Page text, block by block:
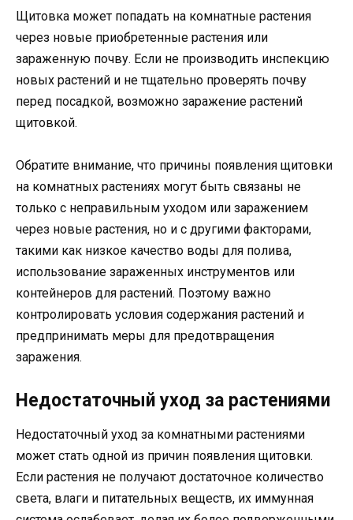
Щитовка может попадать на комнатные растения
через новые приобретенные растения или
зараженную почву. Если не производить инспекцию
новых растений и не тщательно проверять почву
перед посадкой, возможно заражение растений
щитовкой.
Обратите внимание, что причины появления щитовки
на комнатных растениях могут быть связаны не
только с неправильным уходом или заражением
через новые растения, но и с другими факторами,
такими как низкое качество воды для полива,
использование зараженных инструментов или
контейнеров для растений. Поэтому важно
контролировать условия содержания растений и
предпринимать меры для предотвращения
заражения.
Недостаточный уход за растениями
Недостаточный уход за комнатными растениями
может стать одной из причин появления щитовки.
Если растения не получают достаточное количество
света, влаги и питательных веществ, их иммунная